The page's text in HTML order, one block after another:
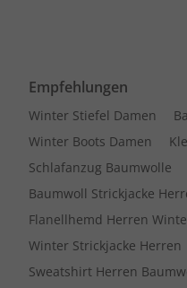
Empfehlungen
Winter Stiefel Damen
Winter Boots Damen
Schlafanzug Baumwolle
Baumwoll Strickjacke
Flanellhemd Herren
Winter Strickjacke Herren
Sweatshirt Herren